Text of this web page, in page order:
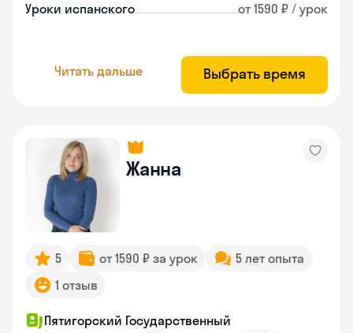
Уроки испанского от 1590 ₽ / урок
Читать дальше Выбрать время
Жанна
5 от 1590 ₽ за урок
5 лет опыта
1 отзыв
Пятигорский Государственный